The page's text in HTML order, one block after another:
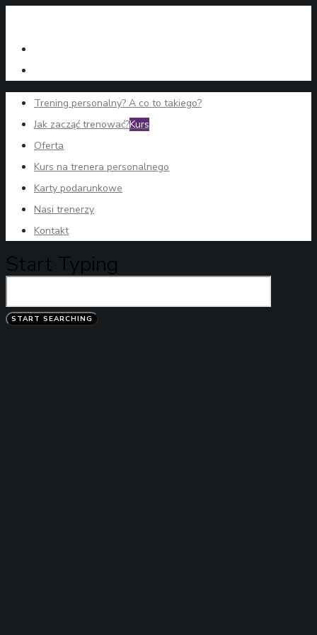
Trening personalny? A co to takiego?
Jak zacząć trenować?Kurs
Oferta
Kurs na trenera personalnego
Karty podarunkowe
Nasi trenerzy
Kontakt
Start Typing